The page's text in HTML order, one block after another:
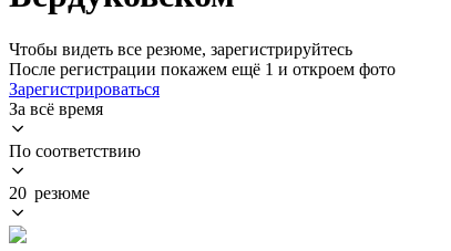
Чтобы видеть все резюме, зарегистрируйтесь
После регистрации покажем ещё 1 и откроем фото
Зарегистрироваться
За всё время
По соответствию
20 резюме